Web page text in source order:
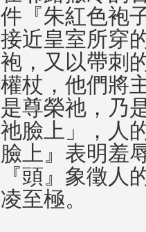
件『朱紅色袍
接近皇室所穿
袍，又以帶刺
權杖，他們將
是尊榮祂，乃
祂臉上」，人
臉上』表明羞
『頭』象徵人
凌至極。